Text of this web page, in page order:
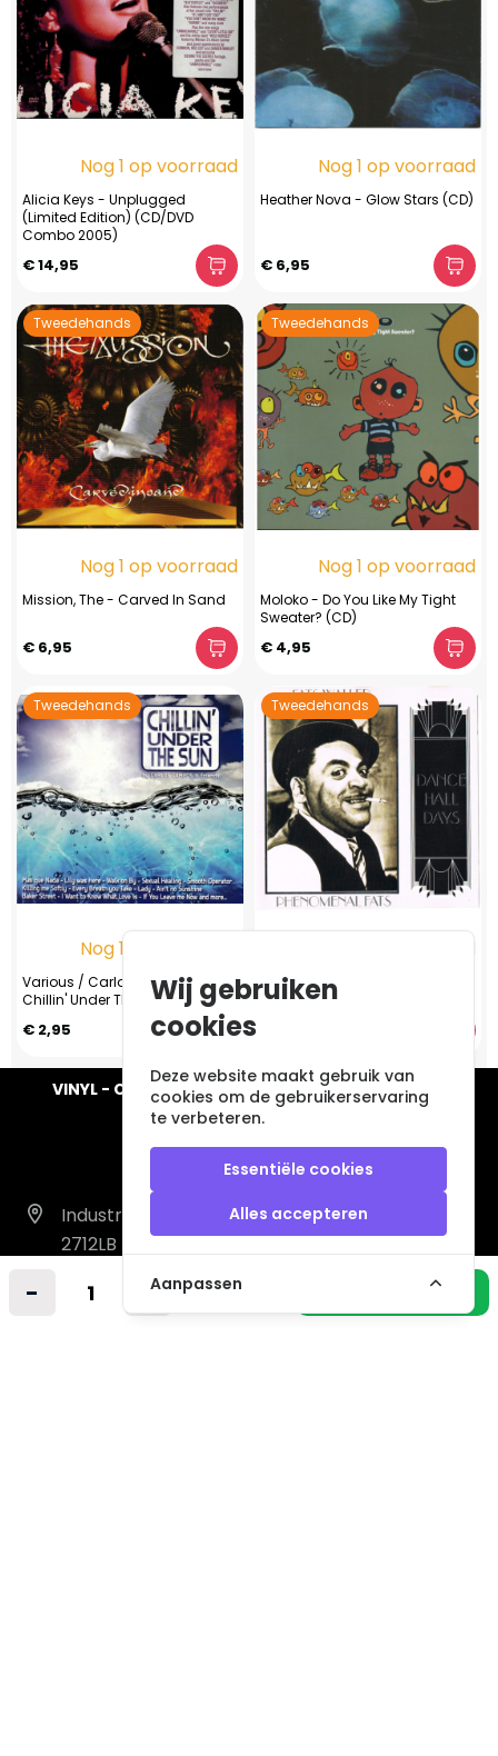
- + In winkelmandje
Nog 1 op voorraad
Alicia Keys - Unplugged
(Limited Edition) (CD/DVD
Combo 2005)
€ 14,95
Nog 1 op voorraad
Heather Nova - Glow Stars (CD)
€ 6,95
Tweedehands
Nog 1 op voorraad
Mission, The - Carved In Sand
€ 6,95
Tweedehands
Nog 1 op voorraad
Moloko - Do You Like My Tight
Sweater? (CD)
€ 4,95
Tweedehands
Nog 1 op voorraad
Various / Carlos Campos -
Chillin' Under The Sun (CD, 2014)
€ 2,95
Tweedehands
Nog 1 op voorraad
Fats Waller ‎– Phenomenal Fats
(CD, 1992)
VINYL - CD - AUDIO - FURNITURE - COLLECTABLES
Industrieweg 14 A
2712LB Zoetermeer
info@vintagemusicstore.nl
Wij gebruiken
cookies
Deze website maakt gebruik van
cookies om de gebruikerservaring
te verbeteren.
Essentiële cookies
Alles accepteren
Aanpassen